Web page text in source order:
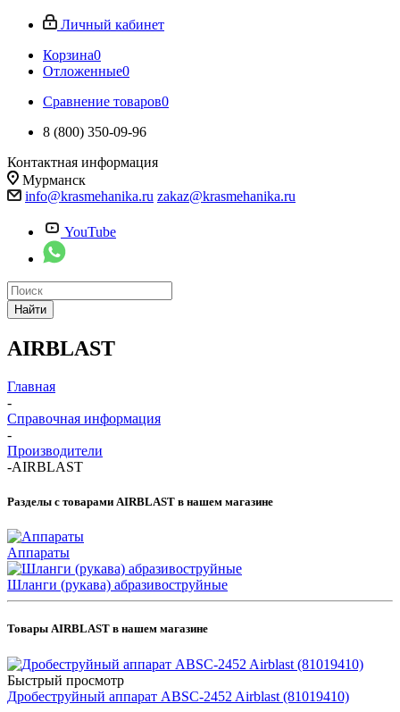
Личный кабинет
Корзина0
Отложенные0
Сравнение товаров0
8 (800) 350-09-96
Контактная информация
Мурманск
info@krasmehanika.ru zakaz@krasmehanika.ru
YouTube
Найти
AIRBLAST
Главная
-
Справочная информация
-
Производители
-AIRBLAST
Разделы с товарами AIRBLAST в нашем магазине
Аппараты
Шланги (рукава) абразивоструйные
Товары AIRBLAST в нашем магазине
Быстрый просмотр
Дробеструйный аппарат ABSC-2452 Airblast (81019410)